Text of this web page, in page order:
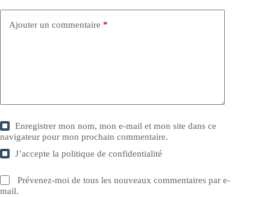
Ajouter un commentaire *
Enregistrer mon nom, mon e-mail et mon site dans ce
navigateur pour mon prochain commentaire.
J’accepte lapolitique de confidentialité
Prévenez-moi de tous les nouveaux commentaires par e-
mail.